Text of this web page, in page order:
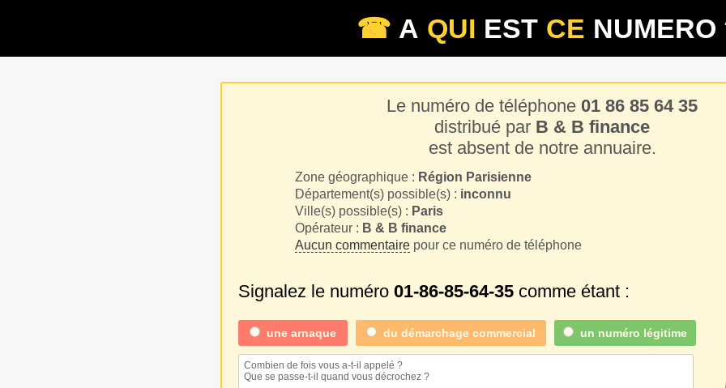
☎ A QUI EST CE NUMERO
Le numéro de téléphone 01 86 85 64 35
distribué par B & B finance
est absent de notre annuaire.
Zone géographique : Région Parisienne
Département(s) possible(s) : inconnu
Ville(s) possible(s) : Paris
Opérateur : B & B finance
Aucun commentairepour ce numéro de téléphone
Signalez le numéro 01-86-85-64-35 comme étant :
une arnaque du démarchage commercial un numéro légitime